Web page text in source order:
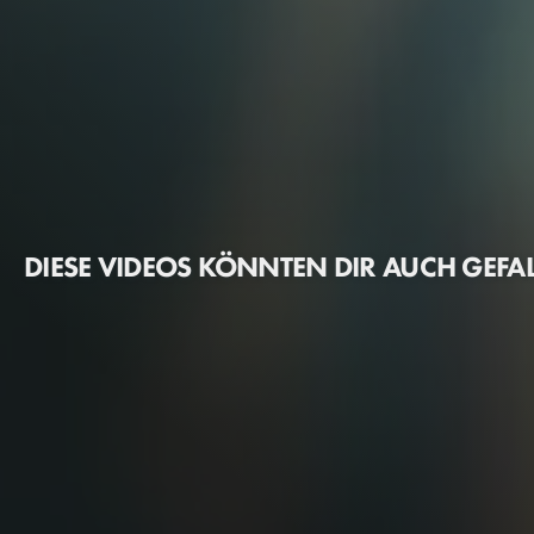
DIESE VIDEOS KÖNNTEN DIR AUCH